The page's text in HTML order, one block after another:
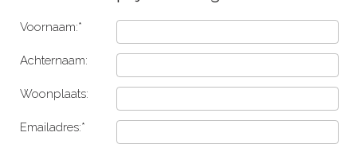
Voornaam:*
Achternaam:
Woonplaats:
Emailadres:*